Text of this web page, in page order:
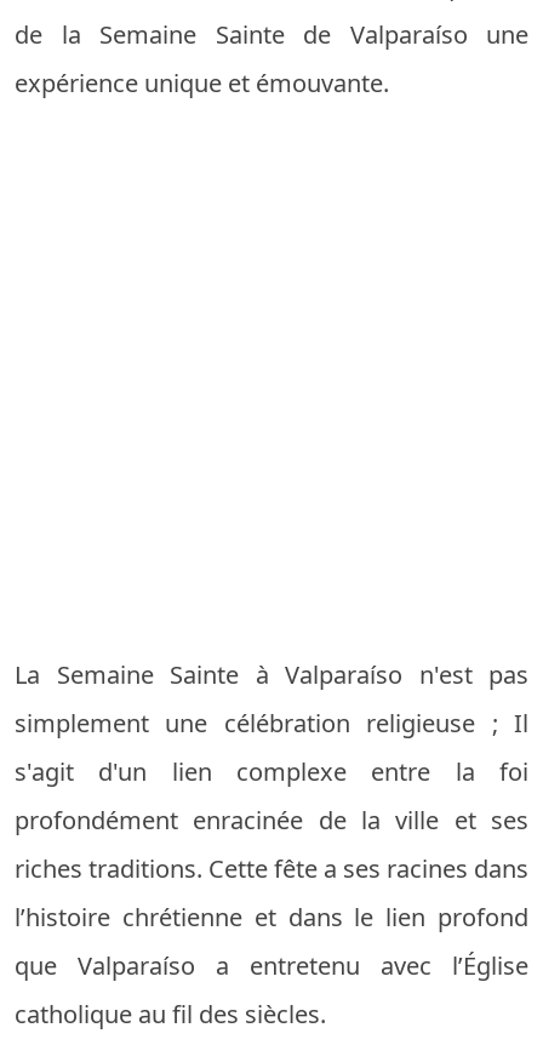
de la Semaine Sainte de Valparaíso une
expérience unique et émouvante.
La Semaine Sainte à Valparaíso n'est pas
simplement une célébration religieuse ; Il
s'agit d'un lien complexe entre la foi
profondément enracinée de la ville et ses
riches traditions. Cette fête a ses racines dans
l’histoire chrétienne et dans le lien profond
que Valparaíso a entretenu avec l’Église
catholique au fil des siècles.